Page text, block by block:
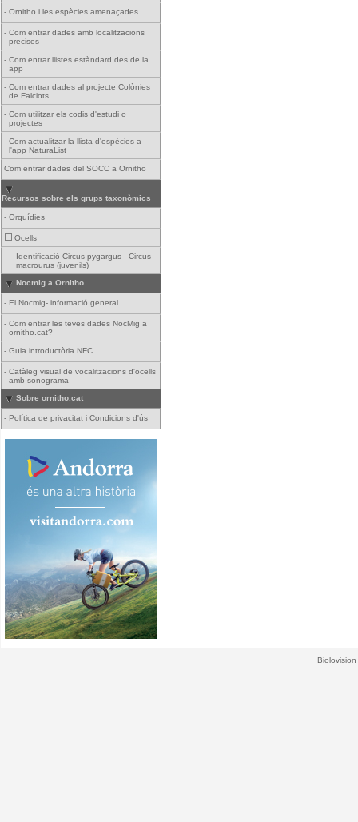
- Ornitho i les espècies amenaçades
- Com entrar dades amb localitzacions
precises
- Com entrar llistes estàndard des de la
app
- Com entrar dades al projecte Colònies
de Falciots
- Com utilitzar els codis d'estudi o
projectes
- Com actualitzar la llista d'espècies a
l'app NaturaList
Com entrar dades del SOCC a Ornitho
Recursos sobre els grups taxonòmics
- Orquídies
Ocells
- Identificació Circus pygargus - Circus
macrourus (juvenils)
Nocmig a Ornitho
- El Nocmig- informació general
- Com entrar les teves dades NocMig a
ornitho.cat?
- Guia introductòria NFC
- Catàleg visual de vocalitzacions d'ocells
amb sonograma
Sobre ornitho.cat
- Política de privacitat i Condicions d'ús
Biolovision